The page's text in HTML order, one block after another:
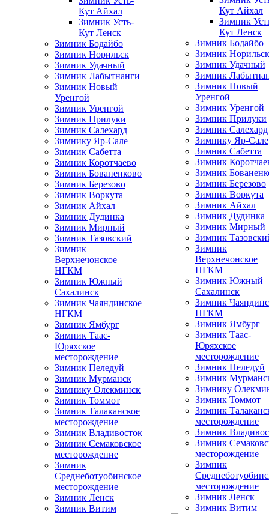
Кут Айхал
Зимник Усть-
Кут Ленск
Зимник Бодайбо
Зимник Норильск
Зимник Удачный
Зимник Лабытнанги
Зимник Новый
Уренгой
Зимник Уренгой
Зимник Прилуки
Зимник Салехард
Зимнику Яр-Сале
Зимник Сабетта
Зимник Коротчаево
Зимник Бованенково
Зимник Березово
Зимник Воркута
Зимник Айхал
Зимник Дудинка
Зимник Мирный
Зимник Тазовский
Зимник
Верхнечонское
НГКМ
Зимник Южный
Сахалинск
Зимник Чаяндинское
НГКМ
Зимник Ямбург
Зимник Таас-
Юряхское
месторождение
Зимник Пеледуй
Зимник Мурманск
Зимнику Олекминск
Зимник Томмот
Зимник Талаканское
месторождение
Зимник Владивосток
Зимник Семаковское
месторождение
Зимник
Среднеботуобинское
месторождение
Зимник Ленск
Зимник Витим
Кут Айхал
Зимник
Кут Ленск
Зимник Бодайбо
Зимник Норильск
Зимник Удачный
Зимник
Зимник Новый
Уренгой
Зимник Уренгой
Зимник Прилуки
Зимник Салехард
Зимнику Яр-Сале
Зимник Сабетта
Зимник
Зимник
Зимник Березово
Зимник Воркута
Зимник Айхал
Зимник Дудинка
Зимник Мирный
Зимник
Зимник
Верхнечонское
НГКМ
Зимник Южный
Сахалинск
Зимник
НГКМ
Зимник Ямбург
Зимник Таас-
Юряхское
месторождение
Зимник Пеледуй
Зимник
Зимнику
Зимник Томмот
Зимник
месторождение
Зимник
Зимник
месторождение
Зимник
месторождение
Зимник Ленск
Зимник Витим